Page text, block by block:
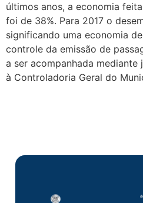
últimos anos, a economia
foi de 38%. Para 2017 o
significando uma economia
controle da emissão de
a ser acompanhada
à Controladoria Geral do